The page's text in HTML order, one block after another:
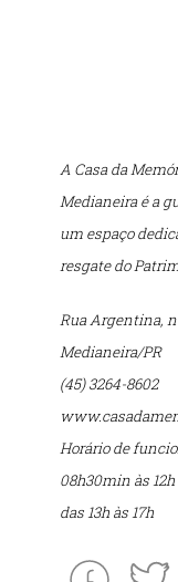
A Casa da
Medianeira é a
um espaço
resgate do
Rua Argentina,
Medianeira/PR
(45) 3264-8602
Horário de
08h30min às
das 13h às 17h